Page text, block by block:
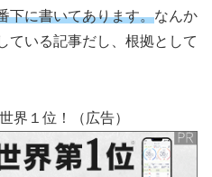
下に書いてあります。なんか
ている記事だし、根拠として
界１位！（広告）